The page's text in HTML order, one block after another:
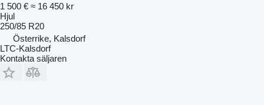
1 500 € ≈ 16 450 kr
Hjul
250/85 R20
Österrike, Kalsdorf
LTC-Kalsdorf
Kontakta säljaren